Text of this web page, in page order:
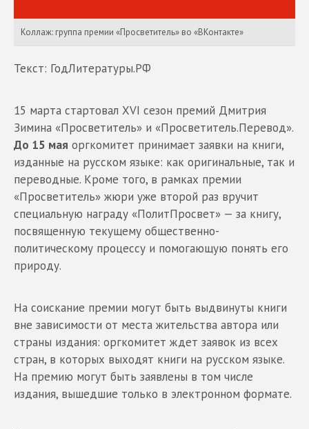
Коллаж: группа премии «Просветитель» во «ВКонтакте»
Текст: ГодЛитературы.РФ
15 марта стартовал XVI сезон премий Дмитрия
Зимина «Просветитель» и «Просветитель.Перевод».
До 15 мая оргкомитет принимает заявки на книги,
изданные на русском языке: как оригинальные, так и
переводные. Кроме того, в рамках премии
«Просветитель» жюри уже второй раз вручит
специальную награду «ПолитПросвет» — за книгу,
посвященную текущему общественно-
политическому процессу и помогающую понять его
природу.
На соискание премии могут быть выдвинуты книги
вне зависимости от места жительства автора или
страны издания: оргкомитет ждет заявок из всех
стран, в которых выходят книги на русском языке.
На премию могут быть заявлены в том числе
издания, вышедшие только в электронном формате.